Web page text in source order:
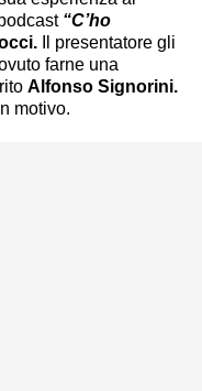
“C’ho
Il presentatore gli
farne una
Alfonso Signorini.
motivo.